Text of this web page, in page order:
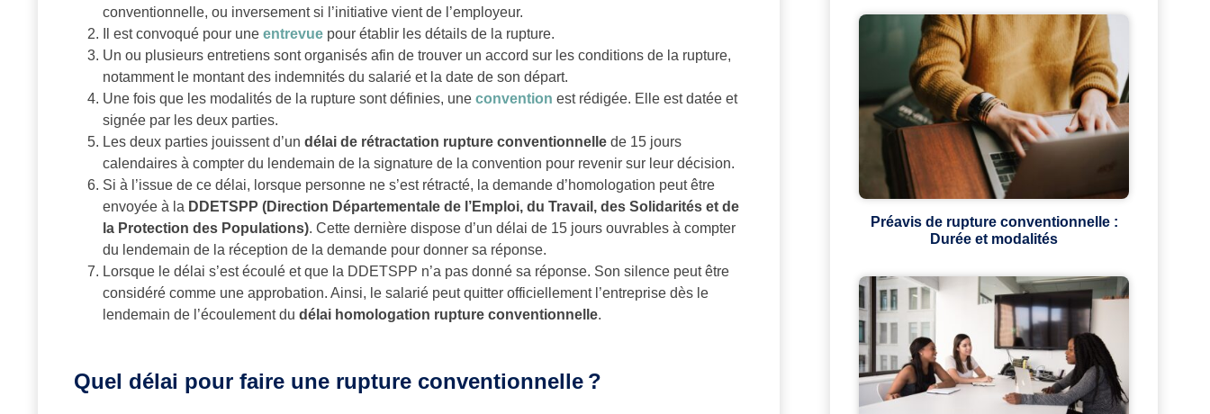
conventionnelle, ou inversement si l’initiative vient de l’employeur.
Il est convoqué pour une entrevue pour établir les détails de la rupture.
Un ou plusieurs entretiens sont organisés afin de trouver un accord sur les conditions de la rupture,
notamment le montant des indemnités du salarié et la date de son départ.
Une fois que les modalités de la rupture sont définies, une convention est rédigée. Elle est datée et
signée par les deux parties.
Les deux parties jouissent d’un délai de rétractation rupture conventionnelle de 15 jours
calendaires à compter du lendemain de la signature de la convention pour revenir sur leur décision.
Si à l’issue de ce délai, lorsque personne ne s’est rétracté, la demande d’homologation peut être
envoyée à la DDETSPP (Direction Départementale de l’Emploi, du Travail, des Solidarités et de
la Protection des Populations). Cette dernière dispose d’un délai de 15 jours ouvrables à compter
du lendemain de la réception de la demande pour donner sa réponse.
Lorsque le délai s’est écoulé et que la DDETSPP n’a pas donné sa réponse. Son silence peut être
considéré comme une approbation. Ainsi, le salarié peut quitter officiellement l’entreprise dès le
lendemain de l’écoulement du délai homologation rupture conventionnelle.
Quel délai pour faire une rupture conventionnelle ?
Préavis de rupture conventionnelle :
Durée et modalités